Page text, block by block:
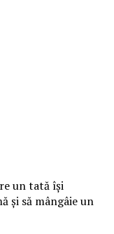
un tată îşi
şi să mângâie un